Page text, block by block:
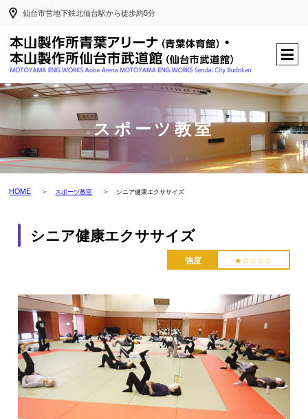
仙台市営地下鉄北仙台駅から徒歩約5分
スポーツ教室
HOME スポーツ教室 シニア健康エクササイズ
シニア健康エクササイズ
強度 ★☆☆☆☆